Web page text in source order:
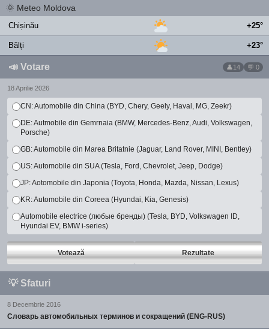
🌞 Meteo Moldova
Chișinău +25°
Bălți +23°
📣 Votare 14 💬 0
18 Aprilie 2026
CN: Automobile din China (BYD, Chery, Geely, Haval, MG, Zeekr)
DE: Autmobile din Gemrnaia (BMW, Mercedes-Benz, Audi, Volkswagen,
Porsche)
GB: Automobile din Marea Britatnie (Jaguar, Land Rover, MINI, Bentley)
US: Automobile din SUA (Tesla, Ford, Chevrolet, Jeep, Dodge)
JP: Aotomobile din Japonia (Toyota, Honda, Mazda, Nissan, Lexus)
KR: Automobile din Coreea (Hyundai, Kia, Genesis)
Automobile electrice (любые бренды) (Tesla, BYD, Volkswagen ID,
Hyundai EV, BMW i-series)
Votează Rezultate
💡 Sfaturi
8 Decembrie 2016
Словарь автомобильных терминов и сокращений (ENG-RUS)